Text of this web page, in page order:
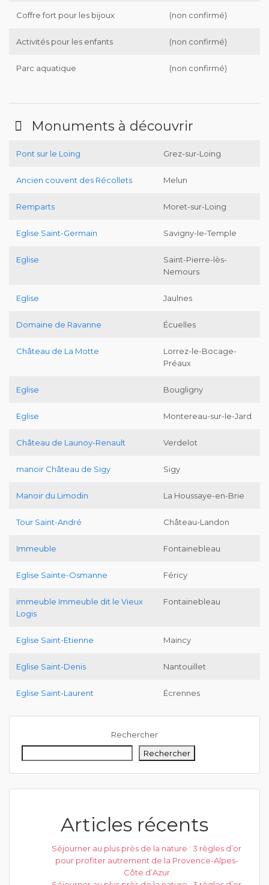
Coffre fort pour les bijoux (non confirmé)
Activités pour les enfants (non confirmé)
Parc aquatique (non confirmé)
Monuments à découvrir
Pont sur le Loing Grez-sur-Loing
Ancien couvent des Récollets Melun
Remparts Moret-sur-Loing
Eglise Saint-Germain Savigny-le-Temple
Eglise
Saint-Pierre-lès-
Nemours
Eglise Jaulnes
Domaine de Ravanne Écuelles
Château de La Motte
Lorrez-le-Bocage-
Préaux
Eglise Bougligny
Eglise Montereau-sur-le-Jard
Château de Launoy-Renault Verdelot
manoir Château de Sigy Sigy
Manoir du Limodin La Houssaye-en-Brie
Tour Saint-André Château-Landon
Immeuble Fontainebleau
Eglise Sainte-Osmanne Féricy
immeuble Immeuble dit le Vieux
Logis
Fontainebleau
Eglise Saint-Etienne Maincy
Eglise Saint-Denis Nantouillet
Eglise Saint-Laurent Écrennes
Rechercher
Rechercher
Articles récents
Séjourner au plus près de la nature : 3 règles d’or
pour profiter autrement de la Provence-Alpes-
Côte d’Azur